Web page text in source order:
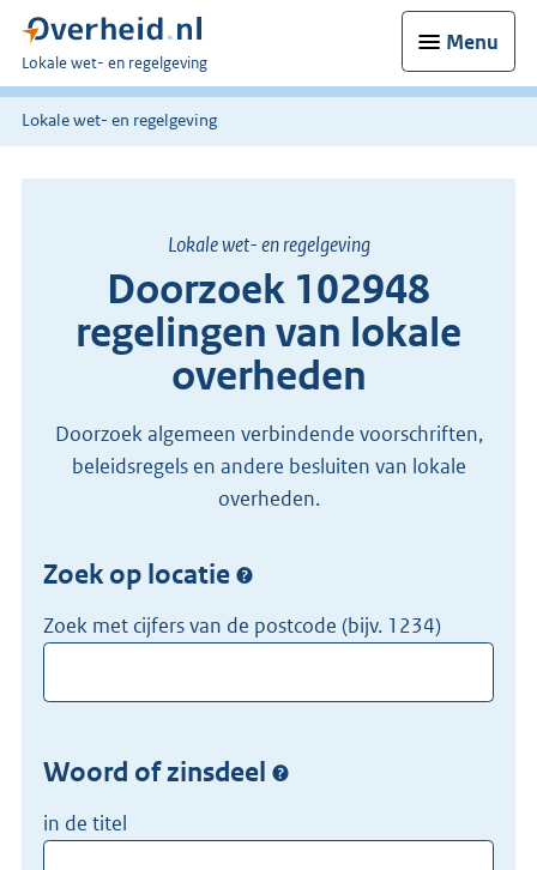
Menu
U
bent
hier:
Lokale wet- en regelgeving
Lokale wet- en regelgeving
Doorzoek 102948
regelingen van lokale
overheden
Lokale wet- en regelgeving
Doorzoek algemeen verbindende voorschriften,
beleidsregels en andere besluiten van lokale
overheden.
Doorzoek
de
lokale
overheden
Zoek op locatie
Zoek met cijfers van de postcode (bijv. 1234)
Woord of zinsdeel
in de titel